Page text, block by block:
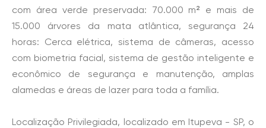
com área verde preservada: 70.000 m² e mais de
15.000 árvores da mata atlântica, segurança 24
horas: Cerca elétrica, sistema de câmeras, acesso
com biometria facial, sistema de gestão inteligente e
econômico de segurança e manutenção, amplas
alamedas e áreas de lazer para toda a família.
Localização Privilegiada, localizado em Itupeva - SP, o